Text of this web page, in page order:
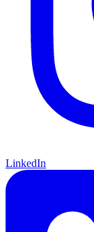
LinkedIn